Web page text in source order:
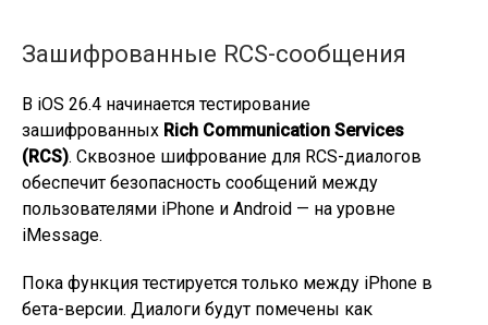
Зашифрованные RCS-сообщения
В iOS 26.4 начинается тестирование
зашифрованных Rich Communication Services
(RCS). Сквозное шифрование для RCS-диалогов
обеспечит безопасность сообщений между
пользователями iPhone и Android — на уровне
iMessage.
Пока функция тестируется только между iPhone в
бета-версии. Диалоги будут помечены как